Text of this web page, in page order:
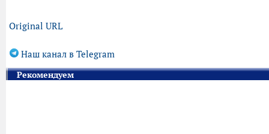
Original URL
Наш канал в Telegram
Рекомендуем